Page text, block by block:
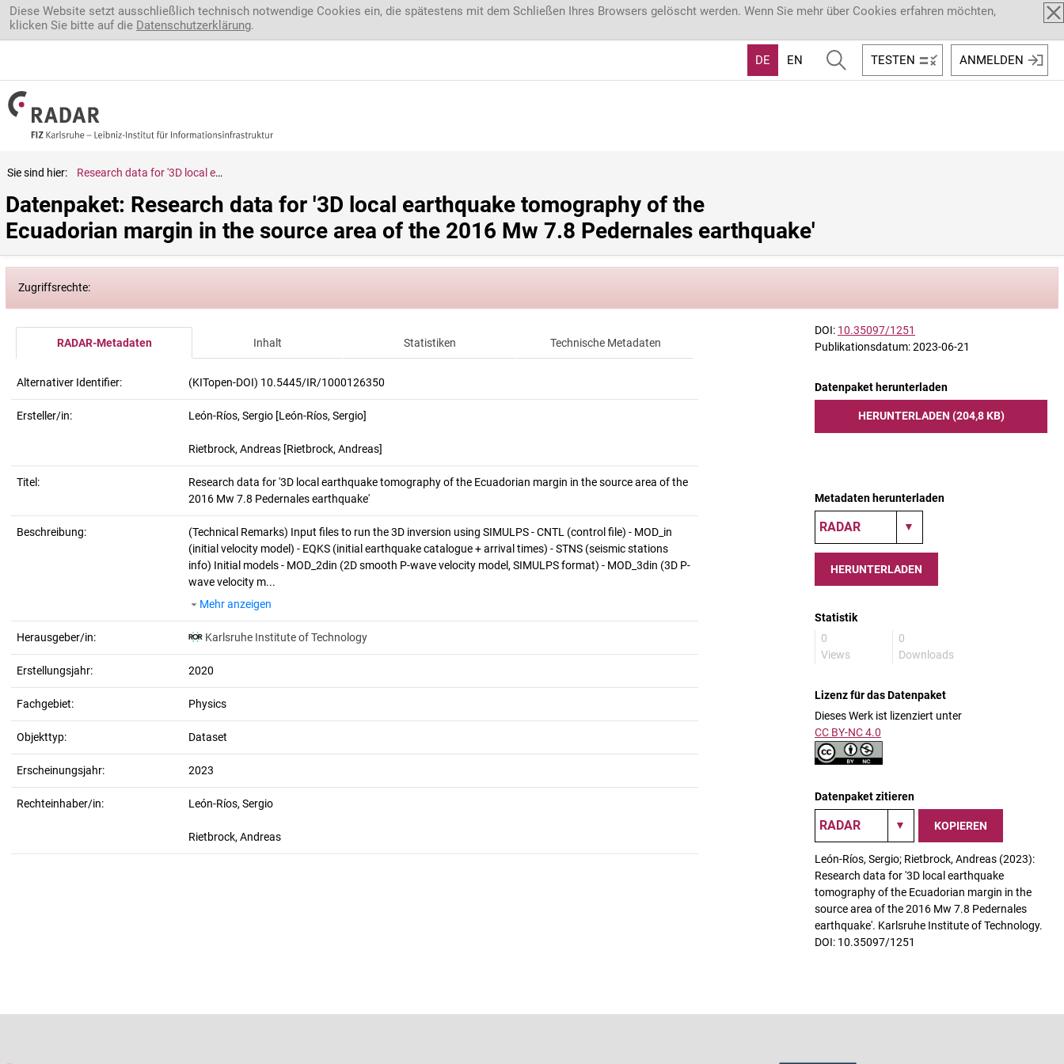
Direkt zum Inhalt
Diese Website setzt ausschließlich technisch notwendige Cookies ein, die spätestens mit dem Schließen Ihres Browsers gelöscht werden. Wenn Sie mehr über Cookies erfahren möchten,
klicken Sie bitte auf die Datenschutzerklärung.
DE EN TESTEN ANMELDEN
Sie sind hier: Research data for '3D local earthquake tomography of the Ecuadorian margin in the source area of the 2016 Mw 7.8 Pedernales earthquake'
Datenpaket: Research data for '3D local earthquake tomography of the
Ecuadorian margin in the source area of the 2016 Mw 7.8 Pedernales earthquake'
Zugriffsrechte:
RADAR-Metadaten Inhalt Statistiken Technische Metadaten
Alternativer Identifier: (KITopen-DOI) 10.5445/IR/1000126350
Ersteller/in: León-Ríos, Sergio [León-Ríos, Sergio]
Rietbrock, Andreas [Rietbrock, Andreas]
Titel:
Research data for '3D local earthquake tomography of the Ecuadorian margin in the source area of the
2016 Mw 7.8 Pedernales earthquake'
Beschreibung: (Technical Remarks) Input files to run the 3D inversion using SIMULPS - CNTL (control file) - MOD_in
(initial velocity model) - EQKS (initial earthquake catalogue + arrival times) - STNS (seismic stations
info) Initial models - MOD_2din (2D smooth P-wave velocity model, SIMULPS format) - MOD_3din (3D P-
wave velocity m...
Mehr anzeigen
Herausgeber/in: Karlsruhe Institute of Technology
Erstellungsjahr: 2020
Fachgebiet: Physics
Objekttyp: Dataset
Erscheinungsjahr: 2023
Rechteinhaber/in: León-Ríos, Sergio
Rietbrock, Andreas
DOI: 10.35097/1251
Publikationsdatum: 2023-06-21
Datenpaket herunterladen
HERUNTERLADEN (204,8 KB)
Metadaten herunterladen
HERUNTERLADEN
Statistik
0
Views
0
Downloads
Lizenz für das Datenpaket
Dieses Werk ist lizenziert unter
CC BY-NC 4.0
Datenpaket zitieren
KOPIEREN
León-Ríos, Sergio; Rietbrock, Andreas (2023):
Research data for '3D local earthquake
tomography of the Ecuadorian margin in the
source area of the 2016 Mw 7.8 Pedernales
earthquake'. Karlsruhe Institute of Technology.
DOI: 10.35097/1251